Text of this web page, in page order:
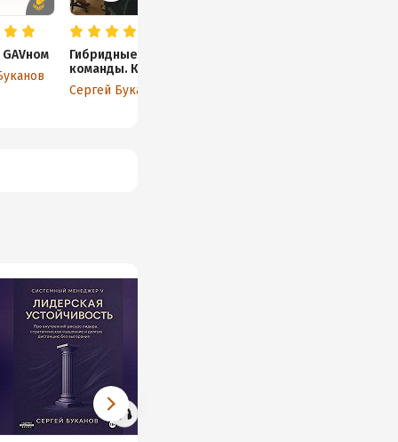
Гибридные
команды. Как
управлять
удалёнкой без
Сергей Буканов